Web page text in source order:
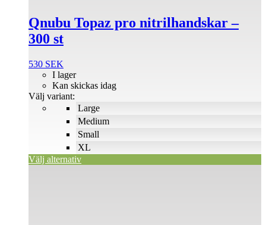
Qnubu Topaz pro nitrilhandskar –
300 st
530 SEK
Large
Medium
Small
XL
I lager
Kan skickas idag
Välj variant:
Välj alternativ
kan
väljas
på